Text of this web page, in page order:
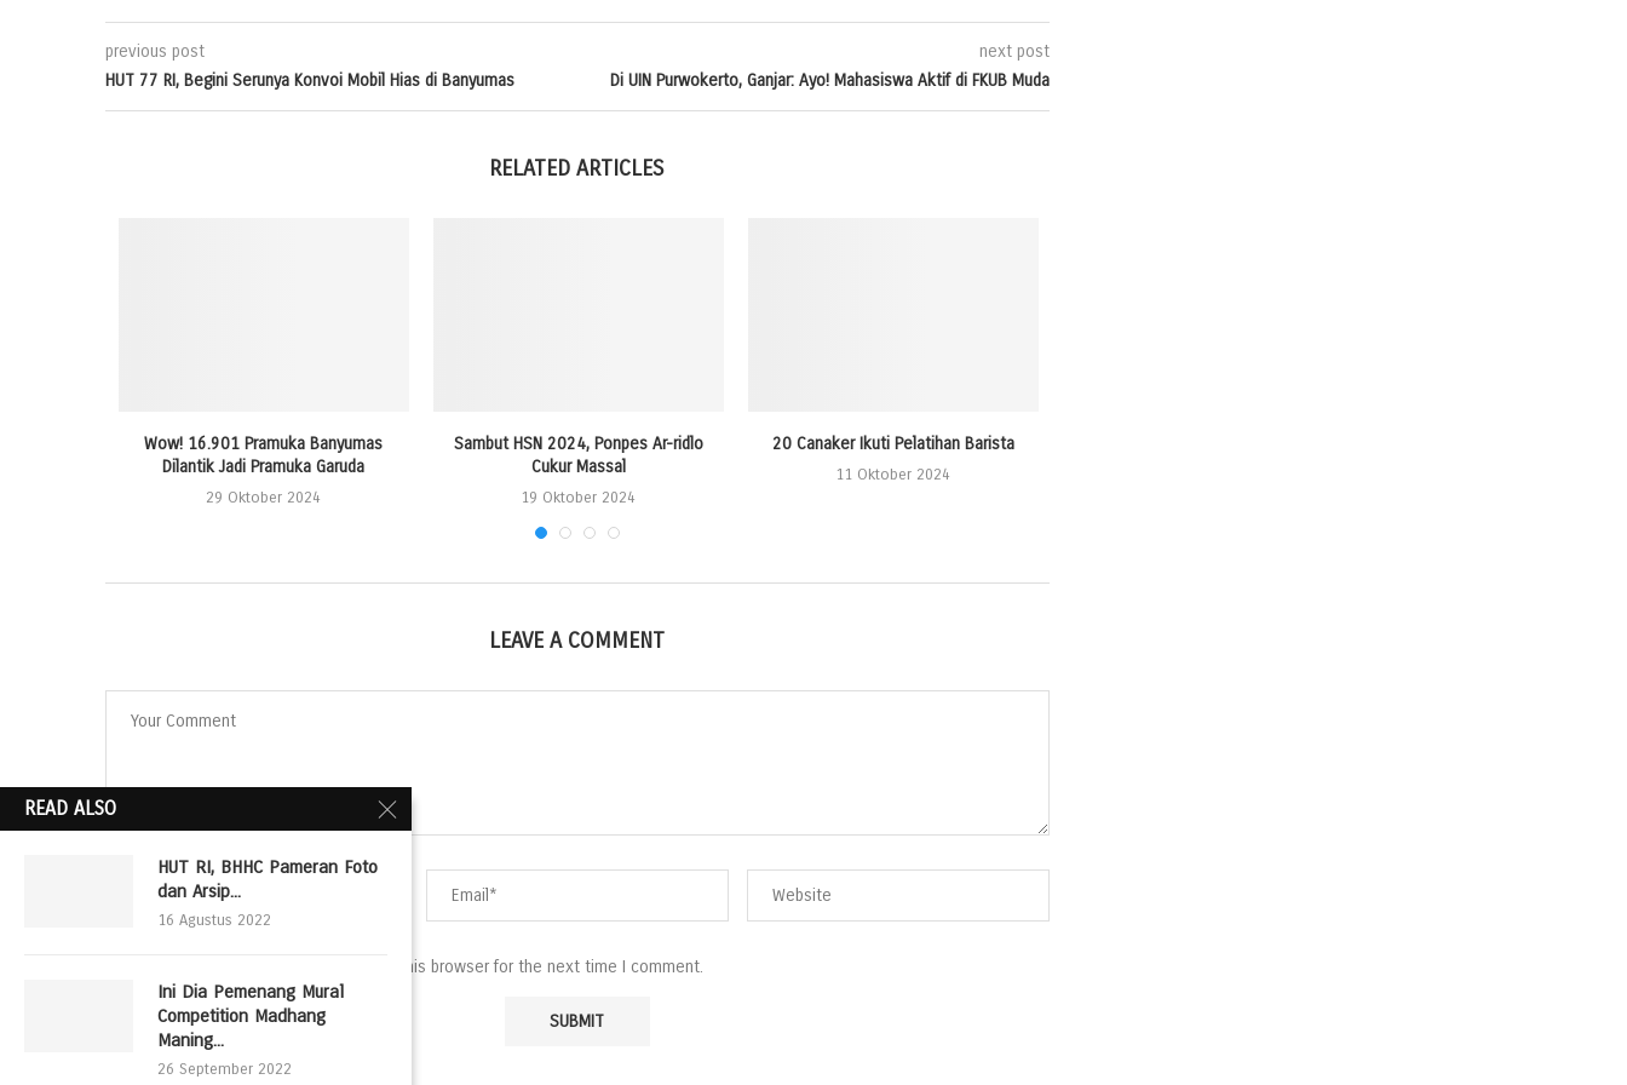
previous post
HUT 77 RI, Begini Serunya Konvoi Mobil Hias di Banyumas
next post
Di UIN Purwokerto, Ganjar: Ayo! Mahasiswa Aktif di FKUB Muda
RELATED ARTICLES
Wow! 16.901 Pramuka Banyumas
Dilantik Jadi Pramuka Garuda
29 Oktober 2024
Sambut HSN 2024, Ponpes Ar-ridlo
Cukur Massal
19 Oktober 2024
20 Canaker Ikuti Pelatihan Barista
11 Oktober 2024
LEAVE A COMMENT
Save my name, email, and website in this browser for the next time I comment.
READ ALSO
HUT RI, BHHC Pameran Foto
dan Arsip...
16 Agustus 2022
Ini Dia Pemenang Mural
Competition Madhang
Maning...
26 September 2022